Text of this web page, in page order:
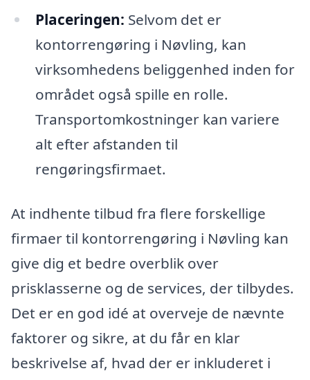
Placeringen: Selvom det er
kontorrengøring i Nøvling, kan
virksomhedens beliggenhed inden for
området også spille en rolle.
Transportomkostninger kan variere
alt efter afstanden til
rengøringsfirmaet.
At indhente tilbud fra flere forskellige
firmaer til kontorrengøring i Nøvling kan
give dig et bedre overblik over
prisklasserne og de services, der tilbydes.
Det er en god idé at overveje de nævnte
faktorer og sikre, at du får en klar
beskrivelse af, hvad der er inkluderet i